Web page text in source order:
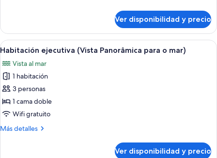
camas
individuales
(Quarto
Twin
Luxo)
Deluxe
con
2
individuales
(Quarto
Twin
Luxo)
Ver disponibilidad y precio
Ver
todas
las
fotos
de
Habitación
ejecutiva
Panorâmica
Una habitación de hotel con un
6
Habitación ejecutiva (Vista Panorâmica para o mar)
Vista al mar
1 habitación
3 personas
1 cama doble
Wifi gratuito
Más detalles
Más
Ver disponibilidad y precio